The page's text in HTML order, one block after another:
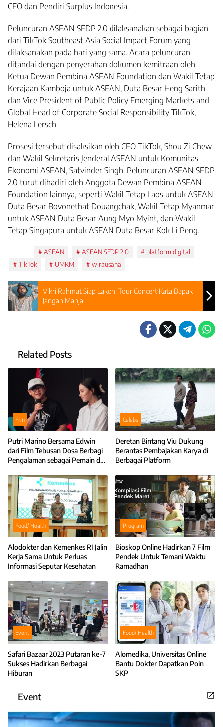
CEO dan Pendiri Surplus Indonesia.
Peluncuran ASEAN SEDP 2.0 dilaksanakan sebagai bagian
dari TikTok Southeast Asia Social Impact Forum yang
dilaksanakan pada hari yang sama. Acara peluncuran
ditandai dengan penyerahan dokumen kemitraan oleh
Ketua Dewan Pembina ASEAN Foundation dan Wakil Tetap
Kerajaan Kamboja untuk ASEAN, Duta Besar Heng Sarith
dan Vice President of Public Policy Emerging Markets and
Global Head of Corporate Social Responsibility TikTok,
Helena Lersch.
Prosesi tersebut disaksikan oleh CEO TikTok, Shou Zi Chew
dan Wakil Sekretaris Jenderal ASEAN untuk Komunitas
Ekonomi ASEAN, Satvinder Singh. Peluncuran ASEAN SEDP
2.0 turut dihadiri oleh Anggota Dewan Pembina ASEAN
Foundation lainnya, seperti Wakil Tetap Laos untuk ASEAN
Duta Besar Bovonethat Douangchak, Wakil Tetap Myanmar
untuk ASEAN Duta Besar Aung Myo Myint, dan Wakil
Tetap Singapura untuk ASEAN Duta Besar Kok Li Peng.
ASEAN ASEAN SEDP 2.0
platform digital
TikTok
UMKM wirausaha
Vikri Rahmat Siap Lakoni Tour Concert Kata Bapak
Jangan Manja
Related Posts
Film
Putri Marino Bersama Edwin
dari Film Tebusan Dosa Berbagi
Pengalaman sebagai Pemain dan
Celebs
Deretan Bintang Viu Dukung
Berantas Pembajakan Karya di
Berbagai Platform
Food/ Health
Alodokter dan Kemenkes RI Jalin
Kerja Sama Untuk Perluas
Informasi Seputar Kesehatan
Program
Bioskop Online Hadirkan 7 Film
Pendek Untuk Temani Waktu
Ramadhan
Event
Safari Bazaar 2023 Putaran ke-7
Sukses Hadirkan Berbagai
Hiburan
Food/ Health
Alomedika, Universitas Online
Bantu Dokter Dapatkan Poin
SKP
Event